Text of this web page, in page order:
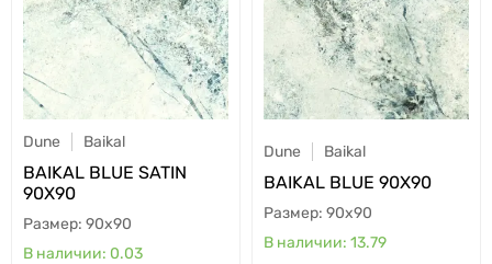
Dune Baikal
BAIKAL BLUE SATIN
90X90
90x90
0.03
Dune Baikal
BAIKAL BLUE 90X90
90x90
13.79